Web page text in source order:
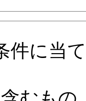
件に当